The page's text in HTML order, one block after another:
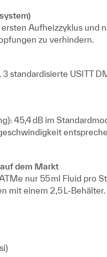
Aufheizzyklus und
zu verhindern.
standardisierte USITT
45,4 dB im
dem Markt
nur 55 ml Fluid pro
mit einem 2,5 L-Behälter.